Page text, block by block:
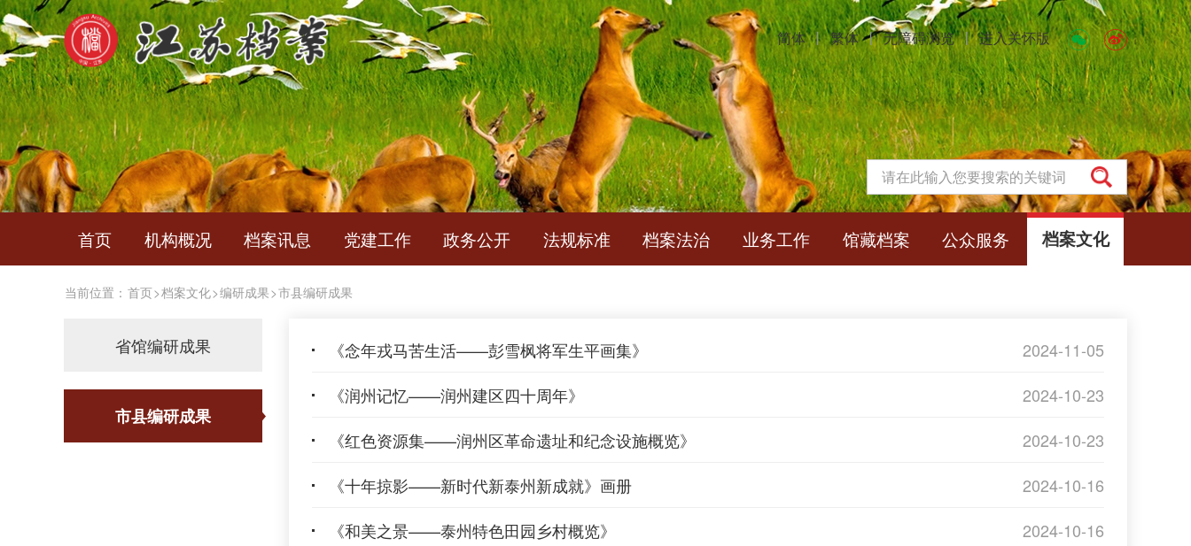
简体 丨 繁体 丨 无障碍浏览 丨 进入关怀版
首页 机构概况 档案讯息 党建工作 政务公开 法规标准 档案法治 业务工作 馆藏档案 公众服务 档案文化
当前位置： 首页>档案文化>编研成果>市县编研成果
省馆编研成果
市县编研成果
《念年戎马苦生活——彭雪枫将军生平画集》
2024-11-05
《润州记忆——润州建区四十周年》
2024-10-23
《红色资源集——润州区革命遗址和纪念设施概览》
2024-10-23
《十年掠影——新时代新泰州新成就》画册
2024-10-16
《和美之景——泰州特色田园乡村概览》
2024-10-16